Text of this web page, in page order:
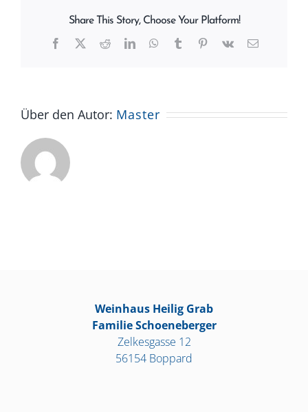
Share This Story, Choose Your Platform!
Facebook
X RedditLinkedInWhatsApp
TumblrPinterest
Vk
E-
Über den Autor: Master
Weinhaus Heilig Grab
Familie Schoeneberger
Zelkesgasse 12
56154 Boppard